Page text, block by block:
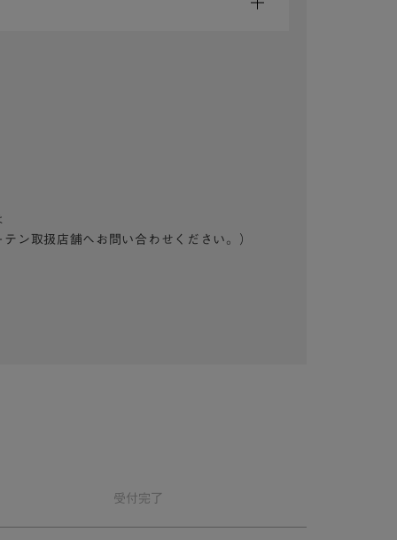
ン取扱店舗へお問い合わせください。）
受付完了